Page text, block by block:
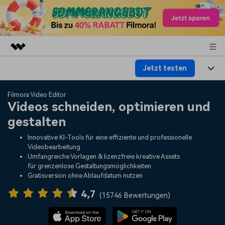
Dienstprogramme
Business
Überblick
Lösungen
Über uns
Presseraum
Support
Jetzt testen
Produkte
Plattformen
Funktionen
Assets
KI
Video/Foto
Audio
Lösungen
Video-Lösungen
Ressourcen
Video-Prompts
Über 100 heiße Video-
Meisterkurs
Beherrschen Sie
Hilfe-Center
Erste Schritte
Filmora Video Editor
Videos schneiden, optimieren und
gestalten
Innovative KI-Tools für eine effiziente und professionelle
Videobearbeitung
Umfangreiche Vorlagen & lizenzfreie kreative Assets
für grenzenlose Gestaltungsmöglichkeiten
Gratisversion ohne Ablaufdatum nutzen
4,7 (15746 Bewertungen)